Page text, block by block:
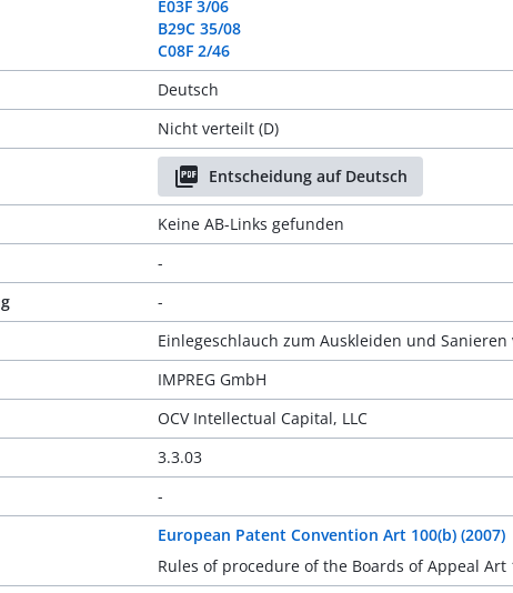
E03F 3/06
B29C 35/08
C08F 2/46
Deutsch
Nicht verteilt (D)
Entscheidung auf Deutsch
Keine AB-Links gefunden
-
-
Einlegeschlauch zum Auskleiden und
IMPREG GmbH
OCV Intellectual Capital, LLC
3.3.03
-
European Patent Convention Art 100(b) (2007)
Rules of procedure of the Boards of Appeal Art